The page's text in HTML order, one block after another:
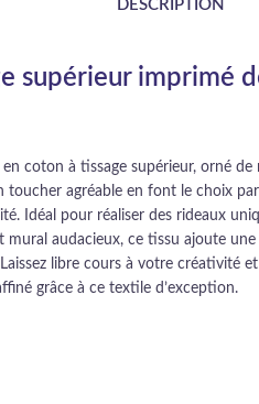
DESCRIPTION
supérieur imprimé
coton à tissage supérieur, orné
toucher agréable en font le choix
Idéal pour réaliser des rideaux
audacieux, ce tissu ajoute
libre cours à votre créativité
grâce à ce textile d’exception.